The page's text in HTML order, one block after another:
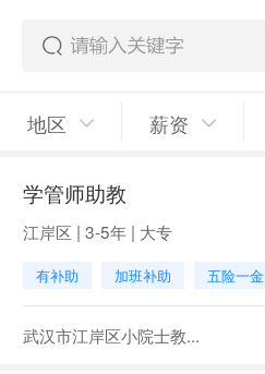
地区 薪资
学管师助教
江岸区 | 3-5年 | 大专
有补助 加班补助 五险一金
武汉市江岸区小院士教...